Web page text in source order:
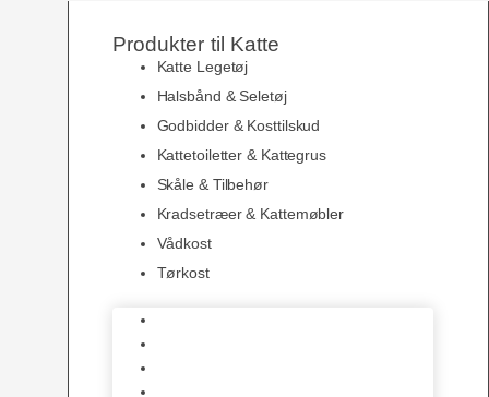
Produkter til Katte
Katte Legetøj
Halsbånd & Seletøj
Godbidder & Kosttilskud
Kattetoiletter & Kattegrus
Skåle & Tilbehør
Kradsetræer & Kattemøbler
Vådkost
Tørkost